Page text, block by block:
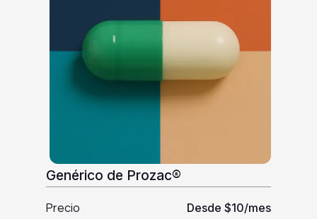
Genérico de Prozac®
Precio Desde $10/mes